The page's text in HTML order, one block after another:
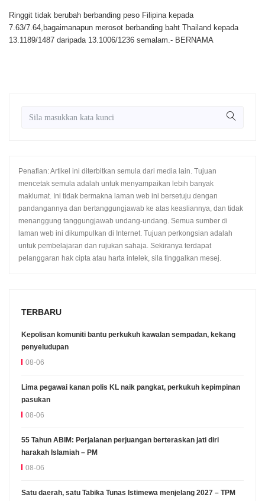
Ringgit tidak berubah berbanding peso Filipina kepada
7.63/7.64,bagaimanapun merosot berbanding baht Thailand kepada
13.1189/1487 daripada 13.1006/1236 semalam.- BERNAMA
Penafian: Artikel ini diterbitkan semula dari media lain. Tujuan
mencetak semula adalah untuk menyampaikan lebih banyak
maklumat. Ini tidak bermakna laman web ini bersetuju dengan
pandangannya dan bertanggungjawab ke atas keasliannya, dan tidak
menanggung tanggungjawab undang-undang. Semua sumber di
laman web ini dikumpulkan di Internet. Tujuan perkongsian adalah
untuk pembelajaran dan rujukan sahaja. Sekiranya terdapat
pelanggaran hak cipta atau harta intelek, sila tinggalkan mesej.
TERBARU
Kepolisan komuniti bantu perkukuh kawalan sempadan, kekang
penyeludupan
08-06
Lima pegawai kanan polis KL naik pangkat, perkukuh kepimpinan
pasukan
08-06
55 Tahun ABIM: Perjalanan perjuangan berteraskan jati diri
harakah Islamiah – PM
08-06
Satu daerah, satu Tabika Tunas Istimewa menjelang 2027 – TPM